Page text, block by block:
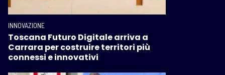
INNOVAZIONE
Toscana Futuro Digitale arriva a
Carrara per costruire territori più
connessi e innovativi